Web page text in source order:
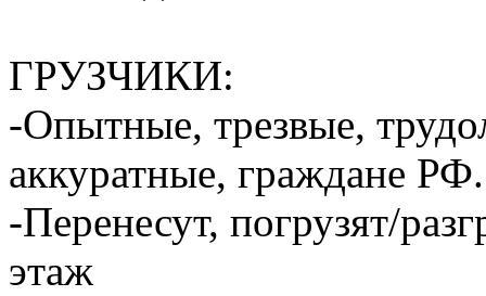
ГРУЗЧИКИ:
-Опытные, трезвые,
аккуратные, граждане РФ.
-Перенесут, погрузят/
этаж